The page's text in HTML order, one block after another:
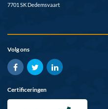
7701 SK Dedemsvaart
Volg ons
Certificeringen